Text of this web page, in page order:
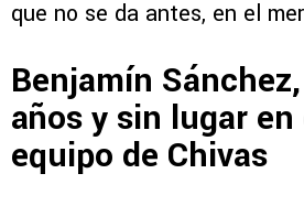
que no se da antes, en el
Benjamín
años y sin lugar
equipo de Chivas